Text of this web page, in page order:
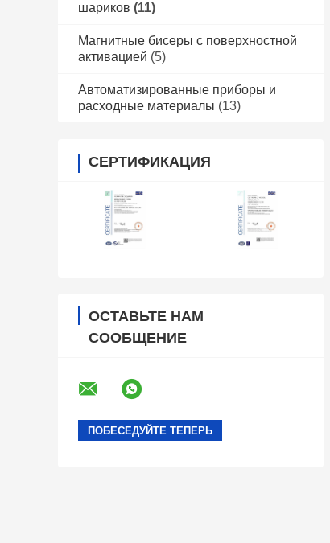
шариков (11)
Магнитные бисеры с поверхностной
активацией (5)
Автоматизированные приборы и
расходные материалы (13)
СЕРТИФИКАЦИЯ
ОСТАВЬТЕ НАМ
СООБЩЕНИЕ